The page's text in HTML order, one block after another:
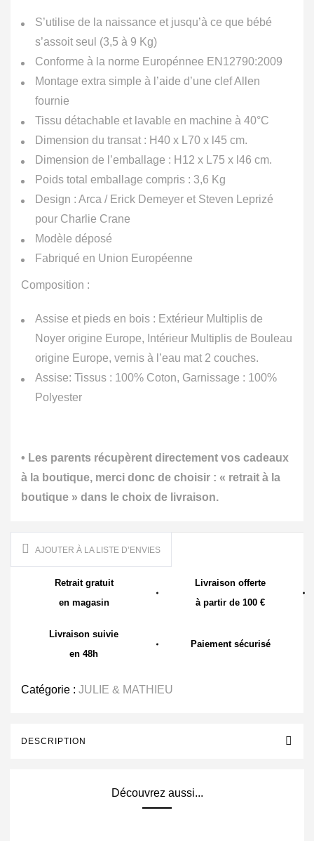
S’utilise de la naissance et jusqu’à ce que bébé
s’assoit seul (3,5 à 9 Kg)
Conforme à la norme Europénnee EN12790:2009
Montage extra simple à l’aide d’une clef Allen
fournie
Tissu détachable et lavable en machine à 40°C
Dimension du transat : H40 x L70 x l45 cm.
Dimension de l’emballage : H12 x L75 x l46 cm.
Poids total emballage compris : 3,6 Kg
Design : Arca / Erick Demeyer et Steven Leprizé
pour Charlie Crane
Modèle déposé
Fabriqué en Union Européenne
Composition :
Assise et pieds en bois : Extérieur Multiplis de
Noyer origine Europe, Intérieur Multiplis de Bouleau
origine Europe, vernis à l’eau mat 2 couches.
Assise: Tissus : 100% Coton, Garnissage : 100%
Polyester
• Les parents récupèrent directement vos cadeaux
à la boutique, merci donc de choisir : « retrait à la
boutique » dans le choix de livraison.
AJOUTER À LA LISTE D’ENVIES
Retrait gratuit
en magasin
Livraison offerte
à partir de 100 €
Livraison suivie
en 48h
Paiement sécurisé
Catégorie : JULIE & MATHIEU
DESCRIPTION
Découvrez aussi...